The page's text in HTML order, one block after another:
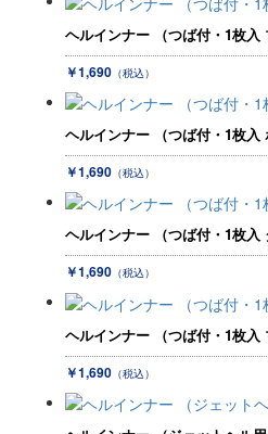
ヘルインナー （つば付・1枚入
￥1,690 （税込）
ヘルインナー （つば付・1枚入
￥1,690 （税込）
ヘルインナー （つば付・1枚入
￥1,690 （税込）
ヘルインナー （つば付・1枚入
￥1,690 （税込）